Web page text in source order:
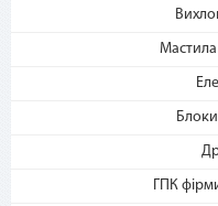
Мастила
ГПК
3. Укажите
покупку. С Вашей
спишется первый